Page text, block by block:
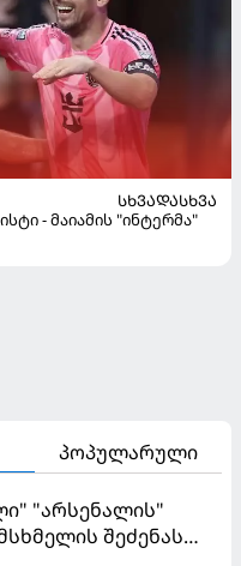
ᲡᲮᲕᲐᲓᲐᲡᲮᲕᲐ
- მაიამის "ინტერმა"
პოპულარული
"არსენალის"
შეძენას